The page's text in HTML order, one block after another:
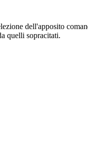
dell'apposito
quelli sopracitati.